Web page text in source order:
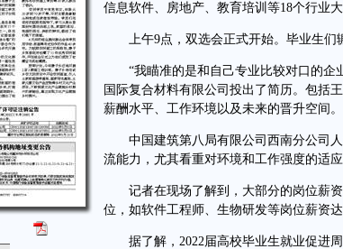
信息软件、房地产、教育培训等18个行业大
上午9点，双选会正式开始。毕业生们
“我瞄准的是和自己专业比较对口的企
国际复合材料有限公司投出了简历。包括
薪酬水平、工作环境以及未来的晋升空间。
中国建筑第八局有限公司西南分公司人
流能力，尤其看重对环境和工作强度的适应
记者在现场了解到，大部分的岗位薪资
位，如软件工程师、生物研发等岗位薪资达
据了解，2022届高校毕业生就业促进周